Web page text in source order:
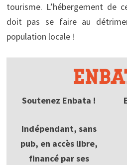
tourisme. L’hébergement de
doit pas se faire au
population locale !
Soutenez Enbata !
Indépendant, sans
pub, en accès libre,
financé par ses